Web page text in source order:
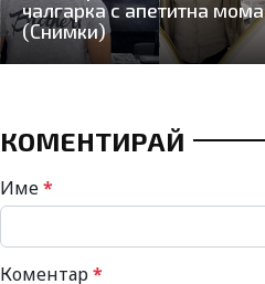
чалгарка с апетитна мома
(Снимки)
КОМЕНТИРАЙ
Име*
Коментар*